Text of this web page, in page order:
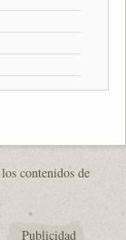
contenidos de
Publicidad